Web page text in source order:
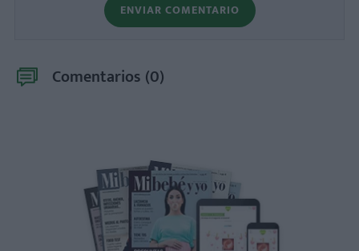
ENVIAR COMENTARIO
Comentarios (0)